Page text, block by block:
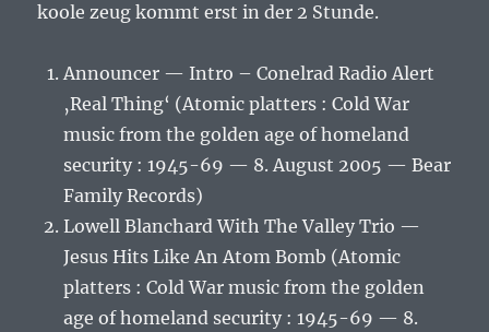
koole zeug kommt erst in der 2 Stunde.
Announcer — Intro – Conelrad Radio Alert
‚Real Thing‘ (Atomic platters : Cold War
music from the golden age of homeland
security : 1945-69 — 8. August 2005 — Bear
Family Records)
Lowell Blanchard With The Valley Trio —
Jesus Hits Like An Atom Bomb (Atomic
platters : Cold War music from the golden
age of homeland security : 1945-69 — 8.